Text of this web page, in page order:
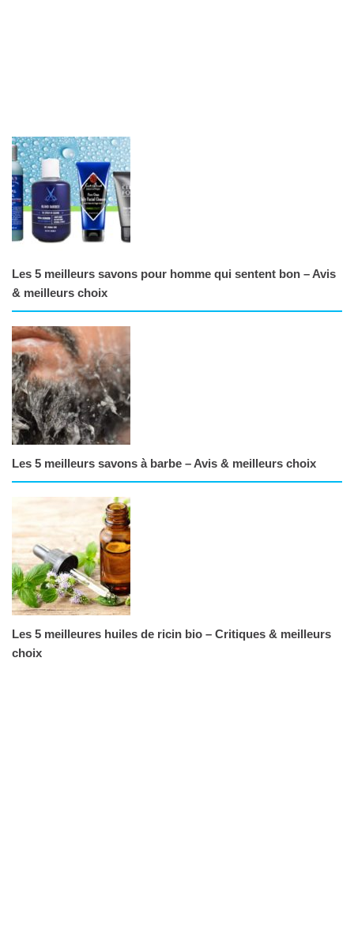
Les 5 meilleurs savons pour homme qui sentent bon – Avis
& meilleurs choix
Les 5 meilleurs savons à barbe – Avis & meilleurs choix
Les 5 meilleures huiles de ricin bio – Critiques & meilleurs
choix